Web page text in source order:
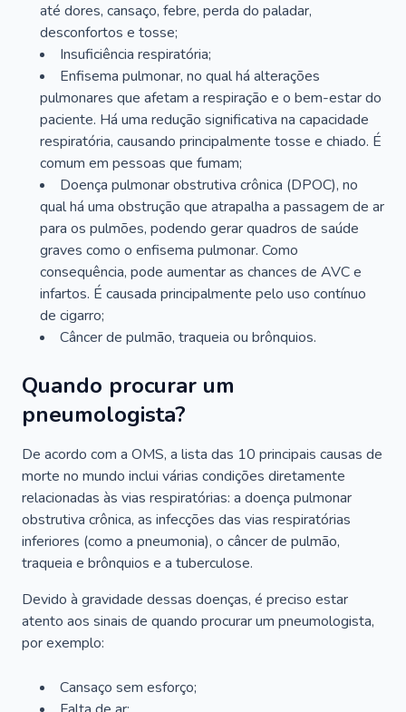
até dores, cansaço, febre, perda do paladar,
desconfortos e tosse;
Insuficiência respiratória;
Enfisema pulmonar, no qual há alterações
pulmonares que afetam a respiração e o bem-estar do
paciente. Há uma redução significativa na capacidade
respiratória, causando principalmente tosse e chiado. É
comum em pessoas que fumam;
Doença pulmonar obstrutiva crônica (DPOC), no
qual há uma obstrução que atrapalha a passagem de ar
para os pulmões, podendo gerar quadros de saúde
graves como o enfisema pulmonar. Como
consequência, pode aumentar as chances de AVC e
infartos. É causada principalmente pelo uso contínuo
de cigarro;
Câncer de pulmão, traqueia ou brônquios.
Quando procurar um
pneumologista?
De acordo com a OMS, a lista das 10 principais causas de
morte no mundo inclui várias condições diretamente
relacionadas às vias respiratórias: a doença pulmonar
obstrutiva crônica, as infecções das vias respiratórias
inferiores (como a pneumonia), o câncer de pulmão,
traqueia e brônquios e a tuberculose.
Devido à gravidade dessas doenças, é preciso estar
atento aos sinais de quando procurar um pneumologista,
por exemplo:
Cansaço sem esforço;